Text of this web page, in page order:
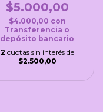
$5.000,00
$4.000,00 con
Transferencia o
depósito bancario
2 cuotas sin interés de
$2.500,00